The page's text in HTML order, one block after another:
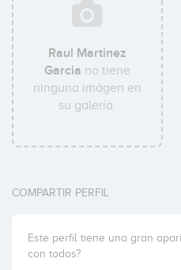
Raul Martinez
Garcia no tiene
ninguna imágen en
su galería.
COMPARTIR PERFIL
Este perfil tiene una gran
con todos?